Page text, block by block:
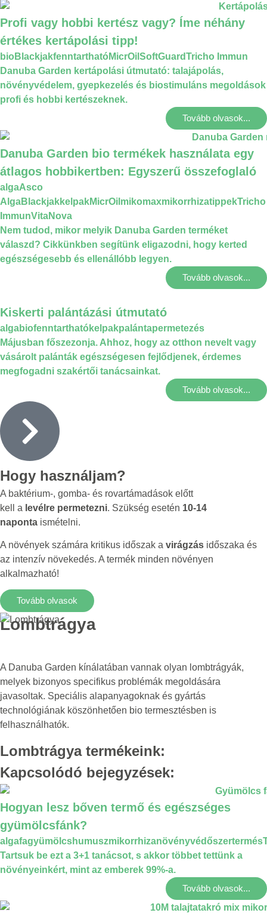
Profi vagy hobbi kertész vagy? Íme néhány
értékes kertápolási tipp!
bio Blackjakfenntartható MicrOil SoftGuardTricho Immun
Danuba Garden kertápolási útmutató: talajápolás,
növényvédelem, gyepkezelés és biostimuláns megoldások
profi és hobbi kertészeknek.
Tovább olvasok...
Danuba Garden bio termékek használata egy
átlagos hobbikertben: Egyszerű összefoglaló
algaAsco
AlgaBlackjakkelpakMicrOil mikomaxmikorrhizatippekTricho
ImmunVitaNova
Nem tudod, mikor melyik Danuba Garden terméket
válaszd? Cikkünkben segítünk eligazodni, hogy kerted
egészségesebb és ellenállóbb legyen.
Tovább olvasok...
Kiskerti palántázási útmutató
algabiofenntartható kelpakpalántapermetezés
Májusban főszezonja. Ahhoz, hogy az otthon nevelt vagy
vásárolt palánták egészségesen fejlődjenek, érdemes
megfogadni szakértői tanácsainkat.
Tovább olvasok...
Hogy használjam?
A baktérium-, gomba- és rovartámadások előtt
kell a levélre permetezni. Szükség esetén 10-14
naponta ismételni.
A növények számára kritikus időszak a virágzás időszaka és
az intenzív növekedés. A termék minden növényen
alkalmazható!
Tovább olvasok
Lombtrágya
A Danuba Garden kínálatában vannak olyan lombtrágyák,
melyek bizonyos specifikus problémák megoldására
javasoltak. Speciális alapanyagoknak és gyártás
technológiának köszönhetően bio termesztésben is
felhasználhatók.
Lombtrágya termékeink:
Kapcsolódó bejegyzések:
Hogyan lesz bőven termő és egészséges
gyümölcsfánk?
algafagyümölcshumuszmikorrhizanövényvédőszertermés
Tartsuk be ezt a 3+1 tanácsot, s akkor többet tettünk a
növényeinkért, mint az emberek 99%-a.
Tovább olvasok...